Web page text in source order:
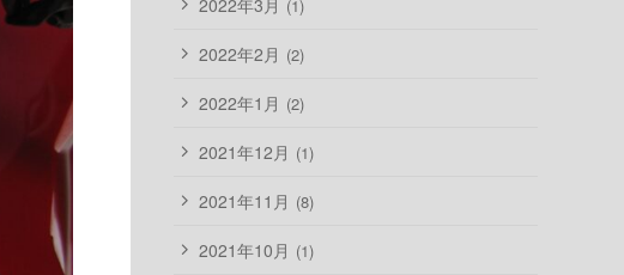
(1)
2022年2月 (2)
2022年1月 (2)
2021年12月 (1)
2021年11月 (8)
2021年10月 (1)